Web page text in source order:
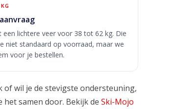
een lichtere veer voor 38 tot 62 kg. Die
niet standaard op voorraad, maar we
voor je bestellen.
of wil je de stevigste ondersteuning,
het samen door. Bekijk de Ski-Mojo